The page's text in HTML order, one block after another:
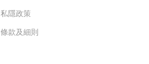
私隱政策
條款及細則